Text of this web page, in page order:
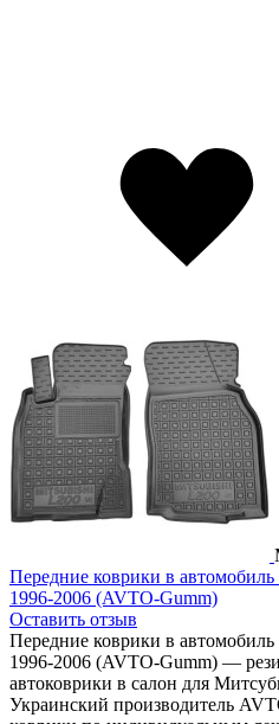
Передние коврики в
1996-2006 (AVTO-Gumm)
Оставить отзыв
Передние коврики в
1996-2006 (AVTO-Gumm) —
автоковрики в салон для
Украинский производитель